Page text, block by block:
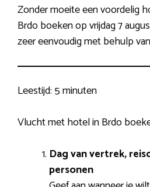
Zonder moeite een voordelig
Brdo boeken op vrijdag 7
zeer eenvoudig met behulp
Leestijd: 5 minuten
Vlucht met hotel in Brdo
Dag van vertrek,
personen